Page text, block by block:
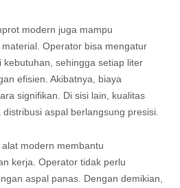
modern juga mampu
Operator bisa mengatur
sehingga setiap liter
efisien. Akibatnya, biaya
signifikan. Di sisi lain, kualitas
aspal berlangsung presisi.
modern membantu
kerja. Operator tidak perlu
aspal panas. Dengan demikian,